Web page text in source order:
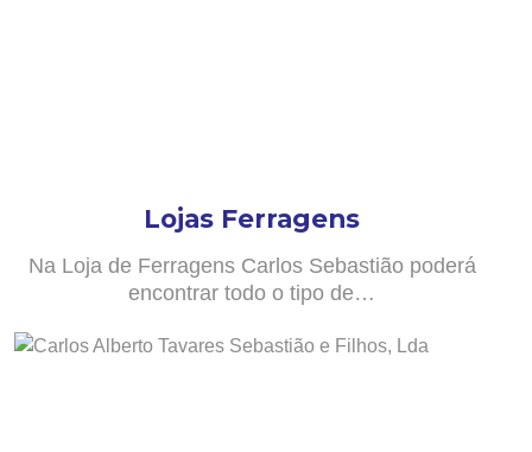
Lojas Ferragens
Na Loja de Ferragens Carlos Sebastião poderá
encontrar todo o tipo de…